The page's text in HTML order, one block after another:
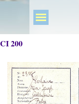
CI 200